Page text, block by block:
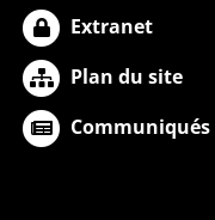
Extranet
Plan du site
Communiqués